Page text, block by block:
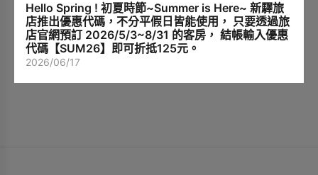
Hello Spring ! 初夏時節~Summer is Here~ 新驛旅
店推出優惠代碼，不分平假日皆能使用， 只要透過旅
店官網預訂 2026/5/3~8/31 的客房， 結帳輸入優惠
代碼【SUM26】即可折抵125元。
2026/06/17